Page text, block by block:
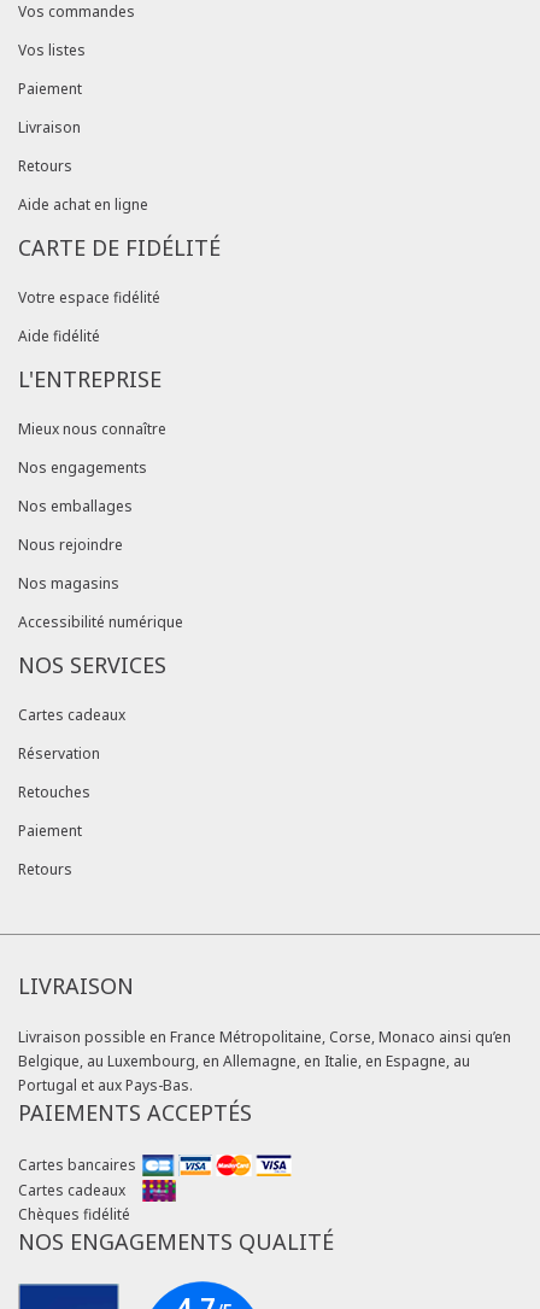
Vos commandes
Vos listes
Paiement
Livraison
Retours
Aide achat en ligne
CARTE DE FIDÉLITÉ
Votre espace fidélité
Aide fidélité
L'ENTREPRISE
Mieux nous connaître
Nos engagements
Nos emballages
Nous rejoindre
Nos magasins
Accessibilité numérique
NOS SERVICES
Cartes cadeaux
Réservation
Retouches
Paiement
Retours
LIVRAISON
Livraison possible en France Métropolitaine, Corse, Monaco ainsi qu’en
Belgique, au Luxembourg, en Allemagne, en Italie, en Espagne, au
Portugal et aux Pays-Bas.
PAIEMENTS ACCEPTÉS
Cartes bancaires
Cartes cadeaux
Chèques fidélité
NOS ENGAGEMENTS QUALITÉ